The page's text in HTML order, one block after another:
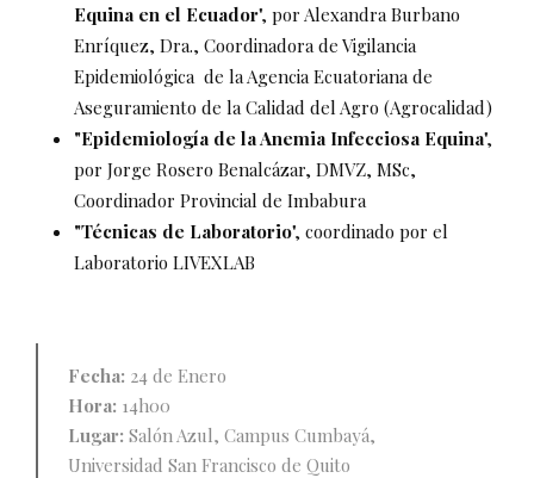
Equina en el Ecuador", por Alexandra Burbano
Enríquez, Dra., Coordinadora de Vigilancia
Epidemiológica de la Agencia Ecuatoriana de
Aseguramiento de la Calidad del Agro (Agrocalidad)
"Epidemiología de la Anemia Infecciosa Equina",
por Jorge Rosero Benalcázar, DMVZ, MSc,
Coordinador Provincial de Imbabura
"Técnicas de Laboratorio", coordinado por el
Laboratorio LIVEXLAB
Fecha: 24 de Enero
Hora: 14h00
Lugar: Salón Azul, Campus Cumbayá,
Universidad San Francisco de Quito